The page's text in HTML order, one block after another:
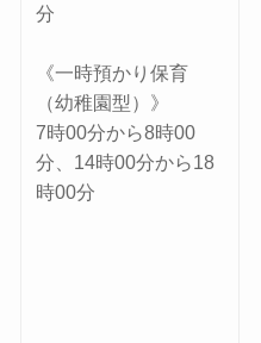
分
《一時預かり保育
（幼稚園型）》
7時00分から8時00
分、14時00分から18
時00分